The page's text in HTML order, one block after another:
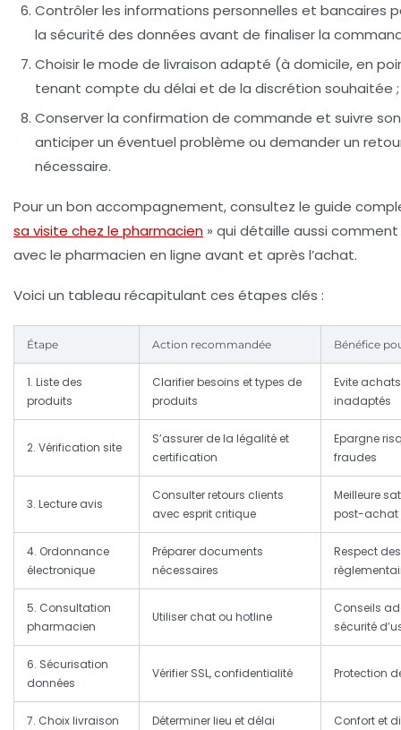
Contrôler les informations personnelles et bancaires
la sécurité des données avant de finaliser la
Choisir le mode de livraison adapté (à domicile, en
tenant compte du délai et de la discrétion souhaitée ;
Conserver la confirmation de commande et suivre
anticiper un éventuel problème ou demander un
nécessaire.
Pour un bon accompagnement, consultez le guide
sa visite chez le pharmacien » qui détaille aussi
avec le pharmacien en ligne avant et après l’achat.
Voici un tableau récapitulant ces étapes clés :
Étape Action recommandée Bénéfice
1. Liste des
produits
Clarifier besoins et types de
produits
Evite
inadaptés
2. Vérification site
S’assurer de la légalité et
certification
Epargne
fraudes
3. Lecture avis
Consulter retours clients
avec esprit critique
Meilleure
post-achat
4. Ordonnance
électronique
Préparer documents
nécessaires
Respect
5. Consultation
pharmacien
Utiliser chat ou hotline
Conseils
sécurité
6. Sécurisation
données
Vérifier SSL, confidentialité Protection
7. Choix livraison Déterminer lieu et délai Confort et